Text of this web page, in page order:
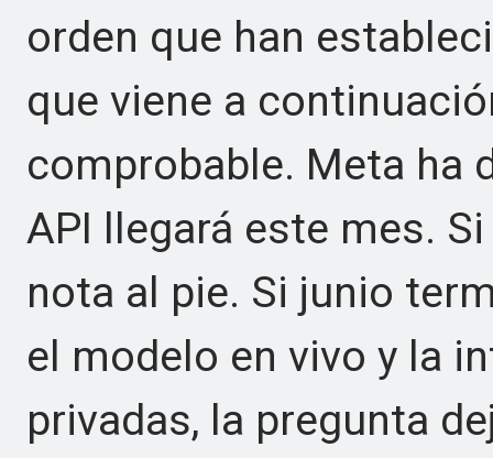
orden que han
que viene a
comprobable. Meta ha
API llegará este mes.
nota al pie. Si junio
el modelo en vivo y la
privadas, la pregunta